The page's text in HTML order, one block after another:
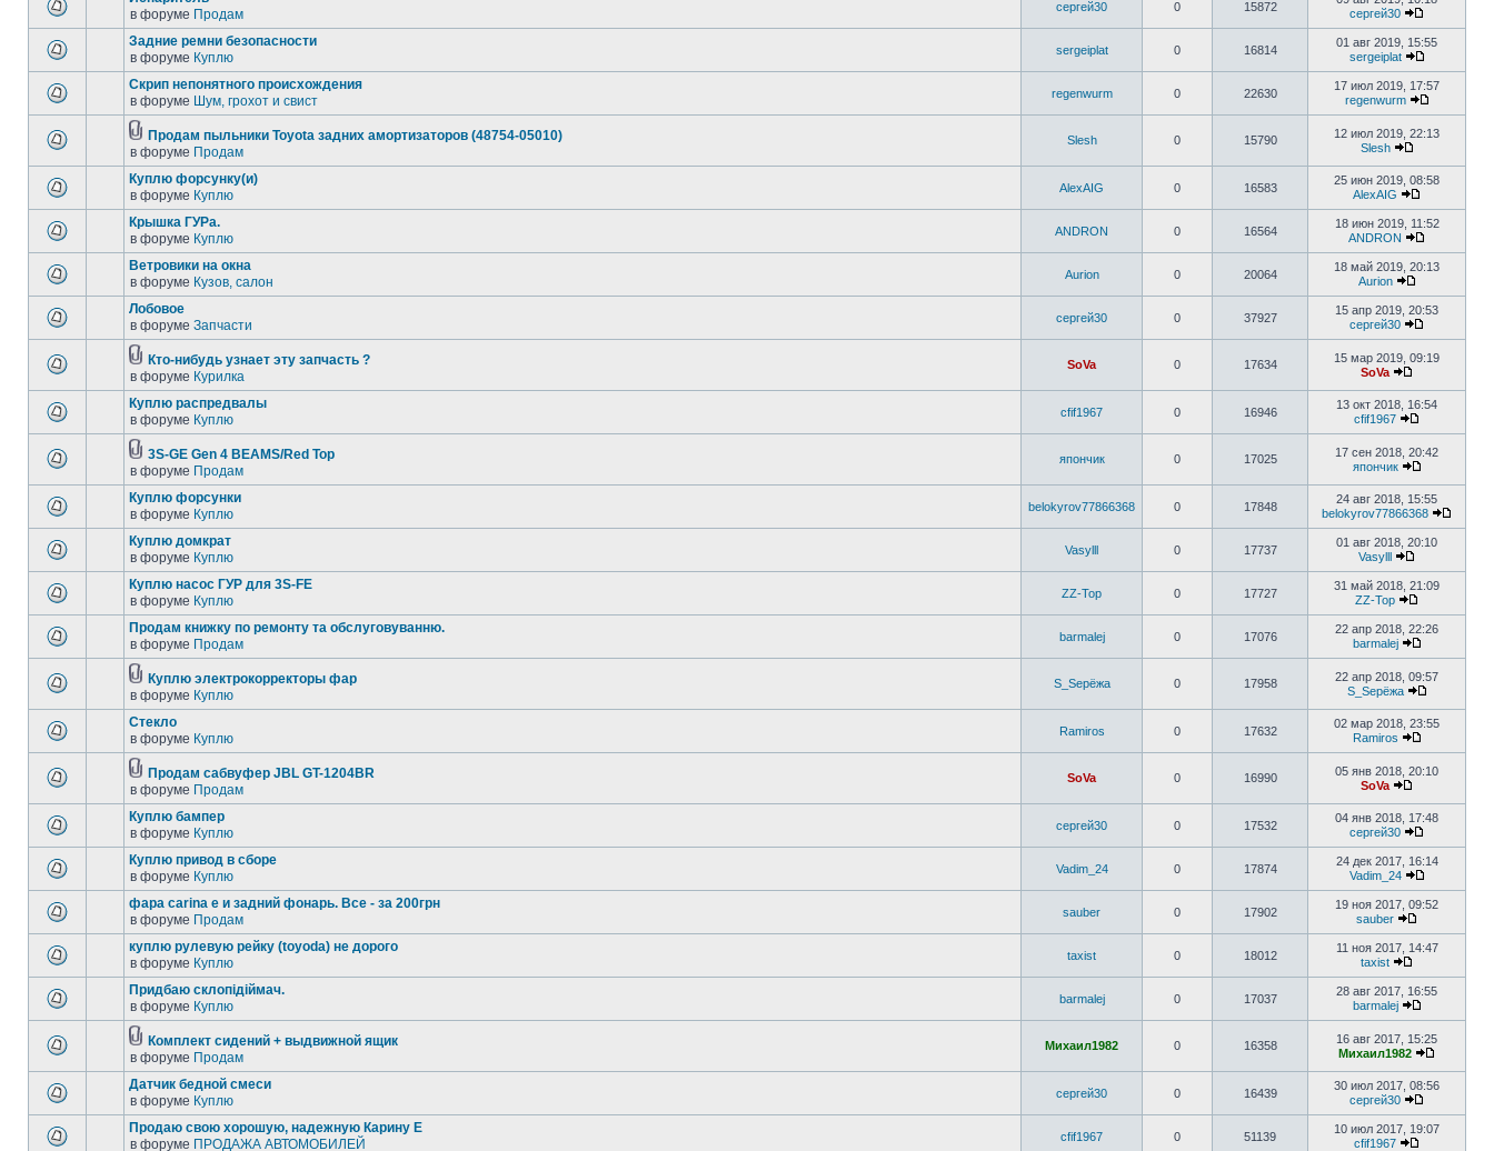
в форуме Продам сергей30 0 15872
сергей30
Задние ремни безопасности
в форуме Куплю sergeiplat 0 16814
01 авг 2019, 15:55
sergeiplat
Скрип непонятного происхождения
в форуме Шум, грохот и свист regenwurm 0 22630
17 июл 2019, 17:57
regenwurm
Продам пыльники Toyota задних амортизаторов (48754-05010)
в форуме Продам
Slesh 0 15790
12 июл 2019, 22:13
Slesh
Куплю форсунку(и)
в форуме Куплю AlexAIG 0 16583
25 июн 2019, 08:58
AlexAIG
Крышка ГУРа.
в форуме Куплю ANDRON 0 16564
18 июн 2019, 11:52
ANDRON
Ветровики на окна
в форуме Кузов, салон Aurion 0 20064
18 май 2019, 20:13
Aurion
Лобовое
в форуме Запчасти сергей30 0 37927
15 апр 2019, 20:53
сергей30
Кто-нибудь узнает эту запчасть ?
в форуме Курилка
SoVa 0 17634
15 мар 2019, 09:19
SoVa
Куплю распредвалы
в форуме Куплю cfif1967 0 16946
13 окт 2018, 16:54
cfif1967
3S-GE Gen 4 BEAMS/Red Top
в форуме Продам
япончик 0 17025
17 сен 2018, 20:42
япончик
Куплю форсунки
в форуме Куплю belokyrov77866368 0 17848
24 авг 2018, 15:55
belokyrov77866368
Куплю домкрат
в форуме Куплю Vasylll 0 17737
01 авг 2018, 20:10
Vasylll
Куплю насос ГУР для 3S-FE
в форуме Куплю ZZ-Top 0 17727
31 май 2018, 21:09
ZZ-Top
Продам книжку по ремонту та обслуговуванню.
в форуме Продам barmalej 0 17076
22 апр 2018, 22:26
barmalej
Куплю электрокорректоры фар
в форуме Куплю
S_Sерёжа 0 17958
22 апр 2018, 09:57
S_Sерёжа
Стекло
в форуме Куплю Ramiros 0 17632
02 мар 2018, 23:55
Ramiros
Продам сабвуфер JBL GT-1204BR
в форуме Продам
SoVa 0 16990
05 янв 2018, 20:10
SoVa
Куплю бампер
в форуме Куплю сергей30 0 17532
04 янв 2018, 17:48
сергей30
Куплю привод в сборе
в форуме Куплю Vadim_24 0 17874
24 дек 2017, 16:14
Vadim_24
фара carina e и задний фонарь. Все - за 200грн
в форуме Продам sauber 0 17902
19 ноя 2017, 09:52
sauber
куплю рулевую рейку (toyoda) не дорого
в форуме Куплю taxist 0 18012
11 ноя 2017, 14:47
taxist
Придбаю склопідіймач.
в форуме Куплю barmalej 0 17037
28 авг 2017, 16:55
barmalej
Комплект сидений + выдвижной ящик
в форуме Продам
Михаил1982 0 16358
16 авг 2017, 15:25
Михаил1982
Датчик бедной смеси
в форуме Куплю сергей30 0 16439
30 июл 2017, 08:56
сергей30
Продаю свою хорошую, надежную Карину Е
в форуме ПРОДАЖА АВТОМОБИЛЕЙ cfif1967 0 51139
10 июл 2017, 19:07
cfif1967